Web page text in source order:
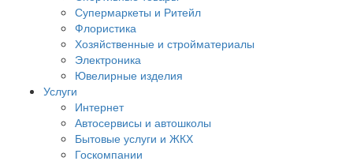
Супермаркеты и Ритейл
Флористика
Хозяйственные и стройматериалы
Электроника
Ювелирные изделия
Услуги
Интернет
Автосервисы и автошколы
Бытовые услуги и ЖКХ
Госкомпании